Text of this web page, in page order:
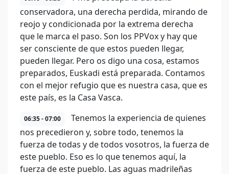
conservadora, una derecha perdida, mirando de
reojo y condicionada por la extrema derecha
que le marca el paso. Son los PPVox y hay que
ser consciente de que estos pueden llegar,
pueden llegar. Pero os digo una cosa, estamos
preparados, Euskadi está preparada. Contamos
con el mejor refugio que es nuestra casa, que es
este país, es la Casa Vasca.
06:35 - 07:00
Tenemos la experiencia de quienes
nos precedieron y, sobre todo, tenemos la
fuerza de todas y de todos vosotros, la fuerza de
este pueblo. Eso es lo que tenemos aquí, la
fuerza de este pueblo. Las aguas madrileñas